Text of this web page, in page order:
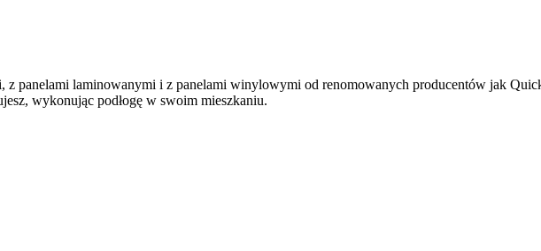
z panelami laminowanymi i z panelami winylowymi od renomowanych producentów jak
wykonując podłogę w swoim mieszkaniu.